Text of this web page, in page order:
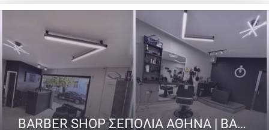
BARBER SHOP ΣΕΠΟΛΙΑ ΑΘΗΝΑ | BARBER SENPAI